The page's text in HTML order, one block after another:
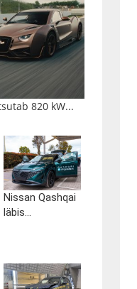
820 kW...
Nissan Qashqai
läbis...